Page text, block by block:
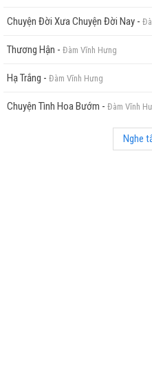
Chuyện Đời Xưa Chuyện Đời Nay -
Thương Hận - Đàm Vĩnh Hưng
Hạ Trắng - Đàm Vĩnh Hưng
Chuyện Tình Hoa Bướm - Đàm Vĩnh
Nghe